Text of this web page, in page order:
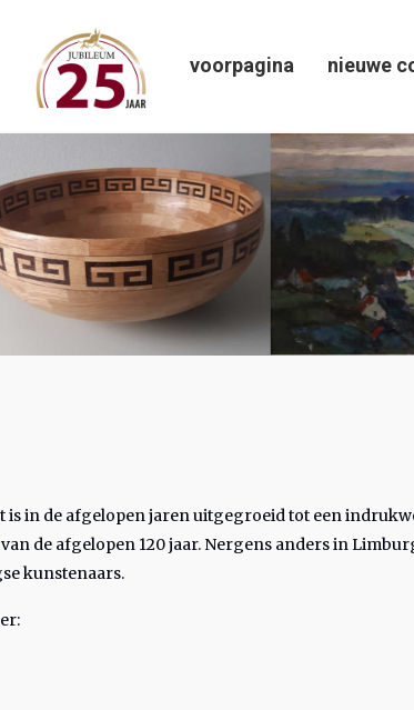
voorpagina nieuwe
is in de afgelopen jaren uitgegroeid tot een
de afgelopen 120 jaar. Nergens anders in
kunstenaars.